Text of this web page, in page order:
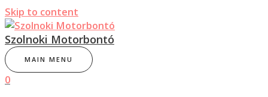
Skip to content
Szolnoki Motorbontó
MAIN MENU
0